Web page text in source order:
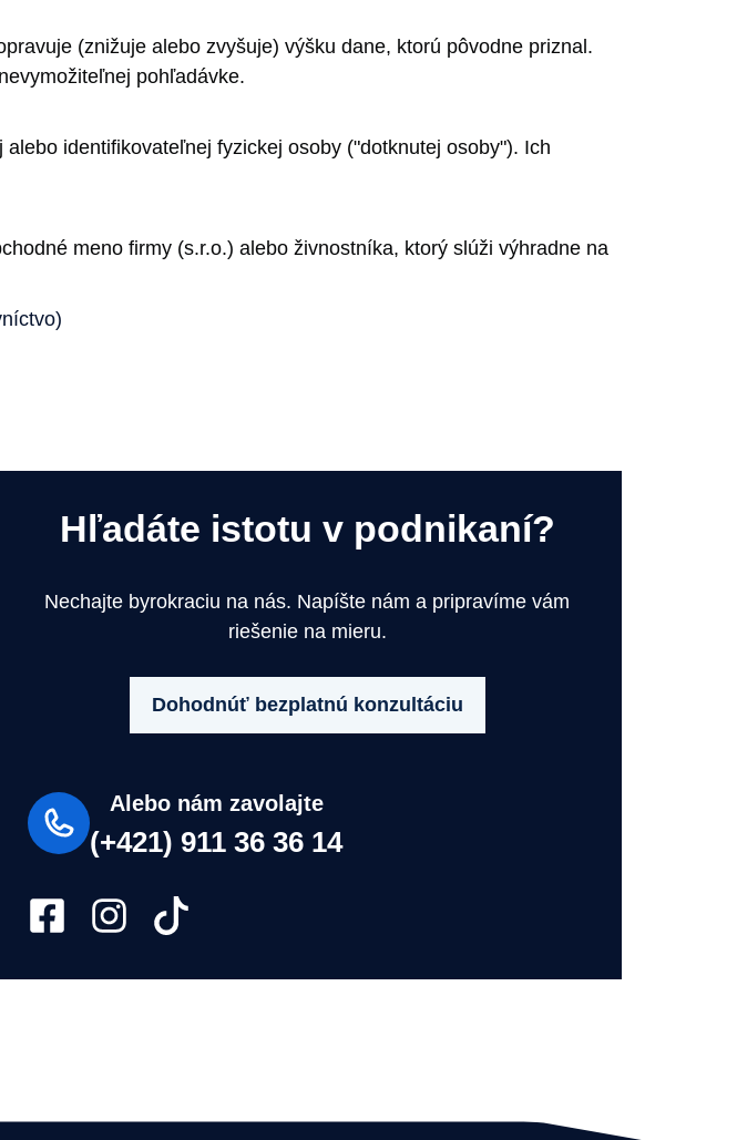
(znižuje alebo zvyšuje) výšku dane, ktorú pôvodne priznal.
pohľadávke.
identifikovateľnej fyzickej osoby ("dotknutej osoby"). Ich
meno firmy (s.r.o.) alebo živnostníka, ktorý slúži výhradne na
Hľadáte istotu v podnikaní?
Nechajte byrokraciu na nás. Napíšte nám a pripravíme vám
riešenie na mieru.
Dohodnúť bezplatnú konzultáciu
Alebo nám zavolajte
(+421) 911 36 36 14